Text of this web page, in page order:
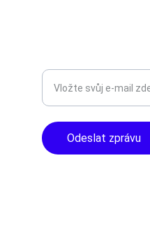
Odeslat zprávu